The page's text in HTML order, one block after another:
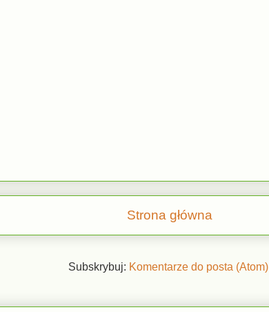
Strona główna
Subskrybuj: Komentarze do posta (Atom)